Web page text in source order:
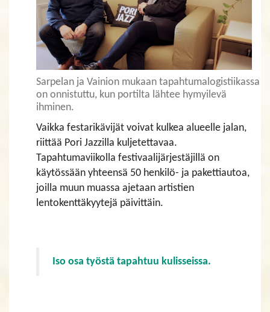
Sarpelan ja Vainion mukaan tapahtumalogistiikassa
on onnistuttu, kun portilta lähtee hymyilevä
ihminen.
​​​​​​​Vaikka festarikävijät voivat kulkea alueelle jalan,
riittää Pori Jazzilla kuljetettavaa.
Tapahtumaviikolla festivaalijärjestäjillä on
käytössään yhteensä 50 henkilö- ja pakettiautoa,
joilla muun muassa ajetaan artistien
lentokenttäkyytejä päivittäin.
Iso osa työstä tapahtuu kulisseissa.